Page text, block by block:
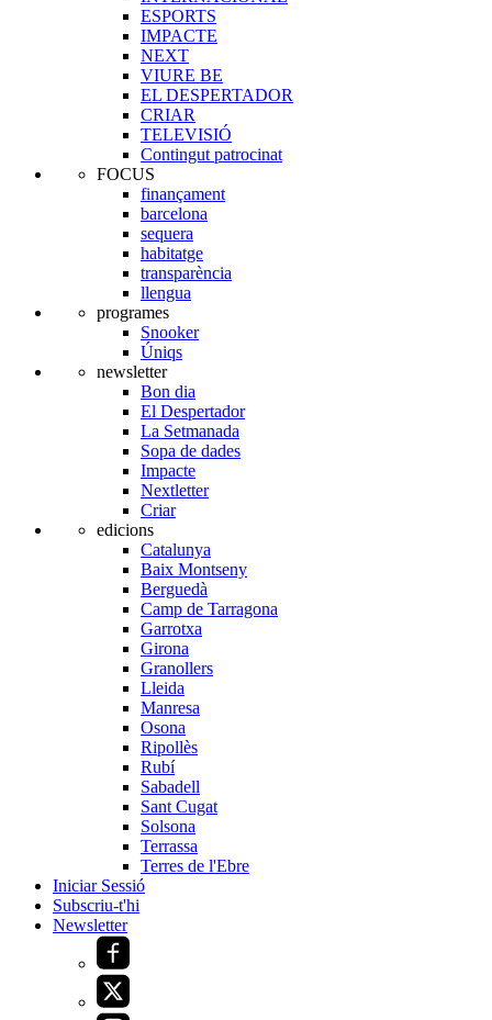
ESPORTS
IMPACTE
NEXT
VIURE BE
EL DESPERTADOR
CRIAR
TELEVISIÓ
Contingut patrocinat
FOCUS
finançament
barcelona
sequera
habitatge
transparència
llengua
programes
Snooker
Úniqs
newsletter
Bon dia
El Despertador
La Setmanada
Sopa de dades
Impacte
Nextletter
Criar
edicions
Catalunya
Baix Montseny
Berguedà
Camp de Tarragona
Garrotxa
Girona
Granollers
Lleida
Manresa
Osona
Ripollès
Rubí
Sabadell
Sant Cugat
Solsona
Terrassa
Terres de l'Ebre
Iniciar Sessió
Subscriu-t'hi
Newsletter